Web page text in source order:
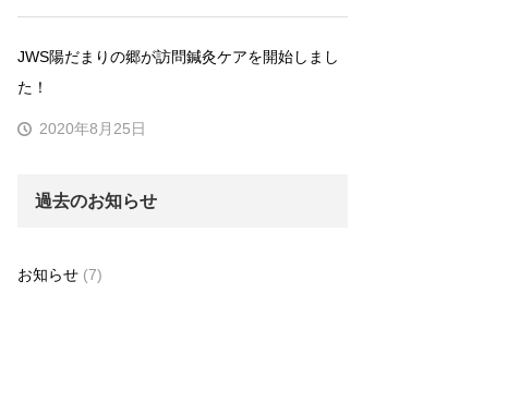
JWS陽だまりの郷が訪問鍼灸ケアを開始しまし
た！
2020年8月25日
過去のお知らせ
お知らせ (7)